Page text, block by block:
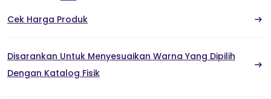
Cek Harga Produk
Disarankan Untuk Menyesuaikan Warna Yang Dipilih
Dengan Katalog Fisik